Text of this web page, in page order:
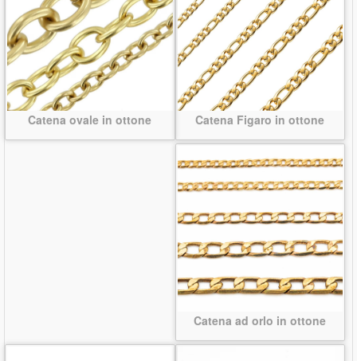
Catena ovale in ottone Catena Figaro in ottone
Catena ad orlo in ottone